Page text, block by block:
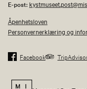
E-post:
Åpenhetsloven
Personvernerklæring og
Facebook